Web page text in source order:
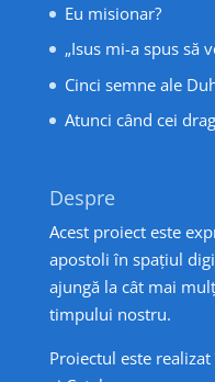
Eu misionar?
„Isus mi-a spus să
Cinci semne ale
Atunci când cei
Despre
Acest proiect este
apostoli în spațiul
ajungă la cât mai
timpului nostru.
Proiectul este